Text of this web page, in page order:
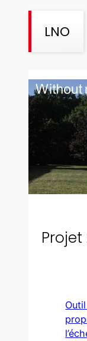
LNO
Projet